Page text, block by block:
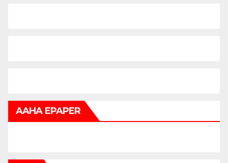
AAHA EPAPER